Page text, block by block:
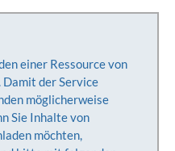
einer Ressource von
der Service
möglicherweise
Sie Inhalte von
möchten,